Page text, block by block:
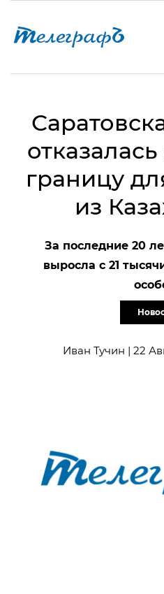
границу
из
За последние 20
выросла с 21
Иван Тучин | 22